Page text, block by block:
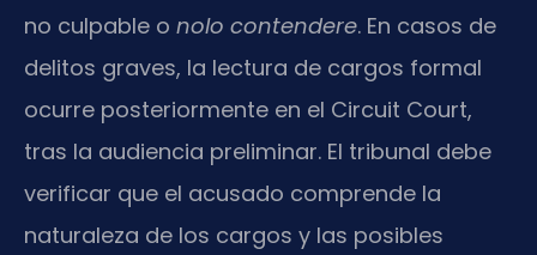
no culpable o nolo contendere. En casos de
delitos graves, la lectura de cargos formal
ocurre posteriormente en el Circuit Court,
tras la audiencia preliminar. El tribunal debe
verificar que el acusado comprende la
naturaleza de los cargos y las posibles